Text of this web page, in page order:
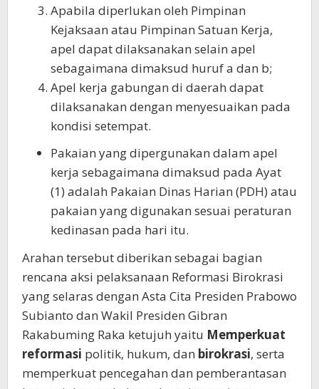
Apabila diperlukan oleh Pimpinan
Kejaksaan atau Pimpinan Satuan Kerja,
apel dapat dilaksanakan selain apel
sebagaimana dimaksud huruf a dan b;
Apel kerja gabungan di daerah dapat
dilaksanakan dengan menyesuaikan pada
kondisi setempat.
Pakaian yang dipergunakan dalam apel
kerja sebagaimana dimaksud pada Ayat
(1) adalah Pakaian Dinas Harian (PDH) atau
pakaian yang digunakan sesuai peraturan
kedinasan pada hari itu.
Arahan tersebut diberikan sebagai bagian
rencana aksi pelaksanaan Reformasi Birokrasi
yang selaras dengan Asta Cita Presiden Prabowo
Subianto dan Wakil Presiden Gibran
Rakabuming Raka ketujuh yaitu Memperkuat
reformasi politik, hukum, dan birokrasi, serta
memperkuat pencegahan dan pemberantasan